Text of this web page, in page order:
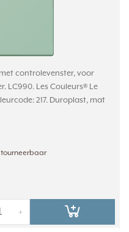
controlevenster, voor
LC990. Les Couleurs® Le
217. Duroplast, mat
+